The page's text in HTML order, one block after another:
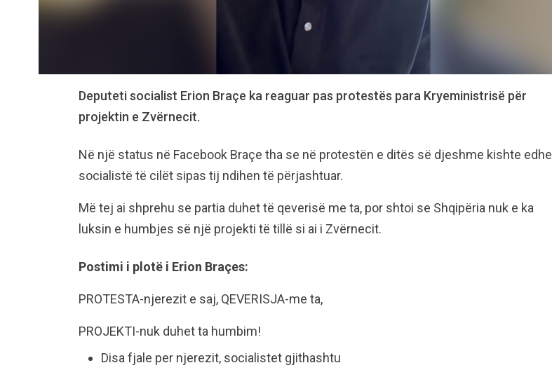
Deputeti socialist Erion Braçe ka reaguar pas protestës para Kryeministrisë për
projektin e Zvërnecit.
Në një status në Facebook Braçe tha se në protestën e ditës së djeshme kishte edhe
socialistë të cilët sipas tij ndihen të përjashtuar.
Më tej ai shprehu se partia duhet të qeverisë me ta, por shtoi se Shqipëria nuk e ka
luksin e humbjes së një projekti të tillë si ai i Zvërnecit.
Postimi i plotë i Erion Braçes:
PROTESTA-njerezit e saj, QEVERISJA-me ta,
PROJEKTI-nuk duhet ta humbim!
Disa fjale per njerezit, socialistet gjithashtu